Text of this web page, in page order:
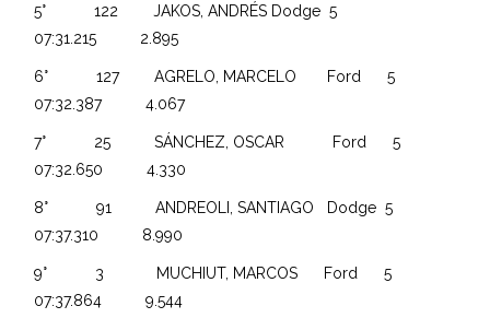
5° 122 JAKOS, ANDRÉS Dodge 5
07:31.215 2.895
6° 127 AGRELO, MARCELO Ford 5
07:32.387 4.067
7° 25 SÁNCHEZ, OSCAR Ford 5
07:32.650 4.330
8° 91 ANDREOLI, SANTIAGO Dodge 5
07:37.310 8.990
9° 3 MUCHIUT, MARCOS Ford 5
07:37.864 9.544